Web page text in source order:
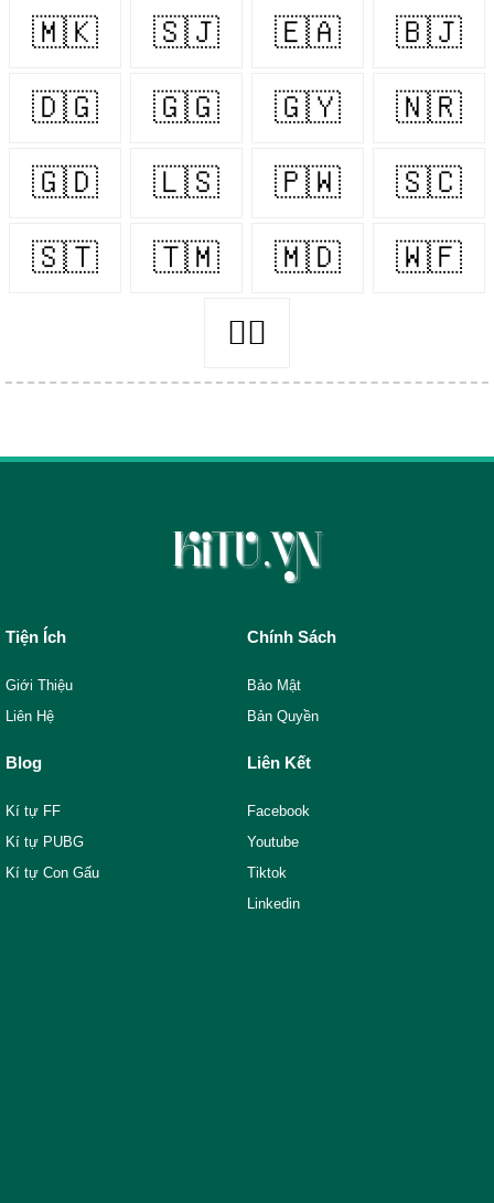
🇲🇰 🇸🇯 🇪🇦 🇧🇯
🇩🇬 🇬🇬 🇬🇾 🇳🇷
🇬🇩 🇱🇸 🇵🇼 🇸🇨
🇸🇹 🇹🇲 🇲🇩 🇼🇫
👨‍⚖️
Tiện Ích
Giới Thiệu
Liên Hệ
Chính Sách
Bảo Mật
Bản Quyền
Blog
Kí tự FF
Kí tự PUBG
Kí tự Con Gấu
Liên Kết
Facebook
Youtube
Tiktok
Linkedin